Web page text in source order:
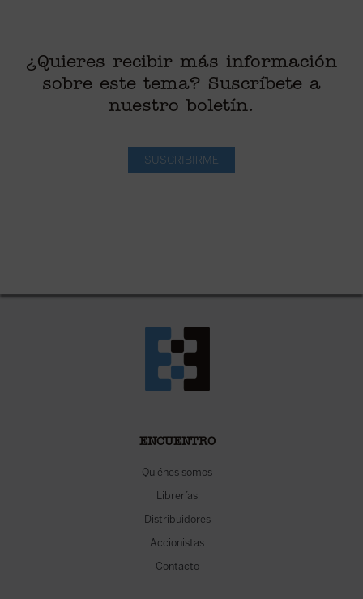
¿Quieres recibir más información
sobre este tema? Suscríbete a
nuestro boletín.
SUSCRIBIRME
ENCUENTRO
Quiénes somos
Librerías
Distribuidores
Accionistas
Contacto